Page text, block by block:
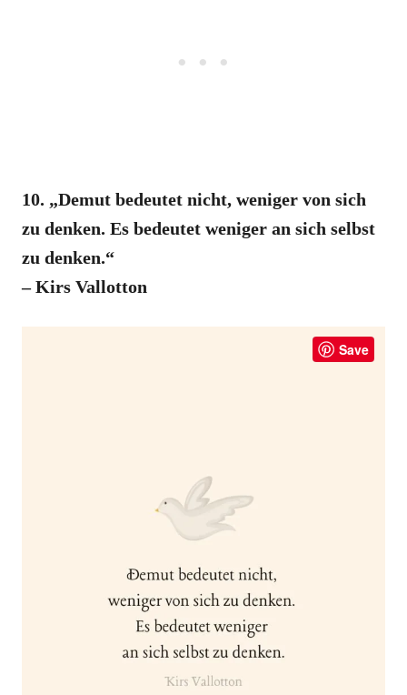
10. „Demut bedeutet nicht, weniger von sich
zu denken. Es bedeutet weniger an sich selbst
zu denken.“
– Kirs Vallotton
Save